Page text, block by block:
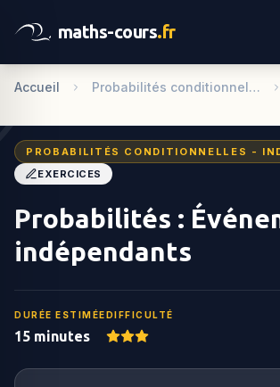
maths-cours.fr
Accueil Probabilités conditionnel…
PROBABILITÉS CONDITIONNELLES -
EXERCICES
Probabilités :
indépendants
DURÉE ESTIMÉE
15 minutes
DIFFICULTÉ